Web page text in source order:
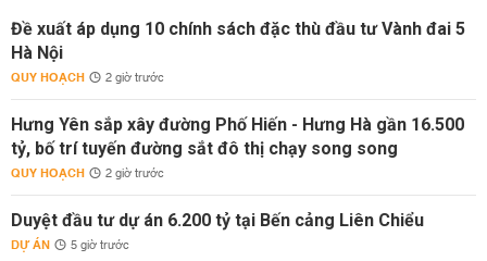
Đề xuất áp dụng 10 chính sách đặc thù đầu tư Vành đai 5
Hà Nội
QUY HOẠCH 2 giờ trước
Hưng Yên sắp xây đường Phố Hiến - Hưng Hà gần 16.500
tỷ, bố trí tuyến đường sắt đô thị chạy song song
QUY HOẠCH 2 giờ trước
Duyệt đầu tư dự án 6.200 tỷ tại Bến cảng Liên Chiểu
DỰ ÁN 5 giờ trước